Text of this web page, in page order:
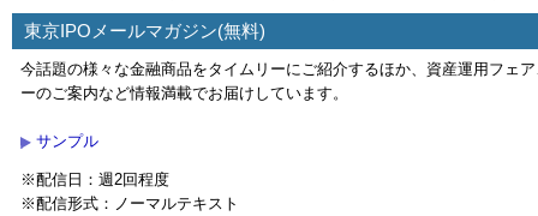
東京IPOメールマガジン(無料)
今話題の様々な金融商品をタイムリーにご紹介するほか、資産運用フェ
ーのご案内など情報満載でお届けしています。
サンプル
※配信日：週2回程度
※配信形式：ノーマルテキスト